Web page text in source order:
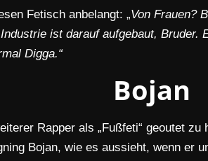
Fetisch anbelangt: „Von Frauen?
ist darauf aufgebaut, Bruder.
Digga.“
Bojan
Rapper als „Fußfeti“ geoutet zu
Bojan, wie es aussieht, wenn er